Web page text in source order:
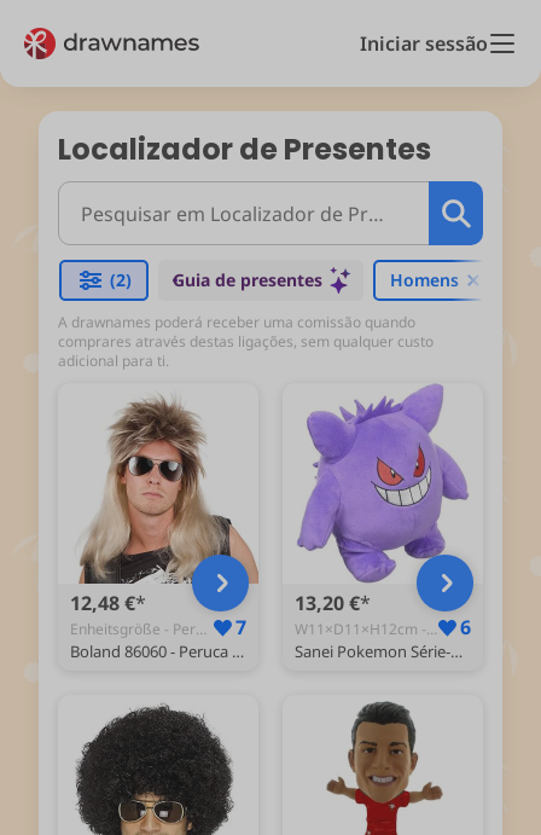
Iniciar sessão
Localizador de Presentes
(2) Guia de presentes Homens
A drawnames poderá receber uma comissão quando
comprares através destas ligações, sem qualquer custo
adicional para ti.
12,48 €
Enheitsgröße - Perucas e Cabelo 7
Boland 86060 - Peruca Ryan, mullet, anos 80, cabelo sintético, penteado assim para festa de mau gosto, acessório para festa temática ou carnaval
13,20 €
W11×D11×H12cm - Animais de Peluche 6
Sanei Pokemon Série-PP06-Gengar peluche 12 cm